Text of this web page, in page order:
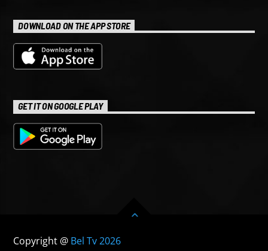
DOWNLOAD ON THE APP STORE
GET IT ON GOOGLE PLAY
Copyright @ Bel Tv 2026